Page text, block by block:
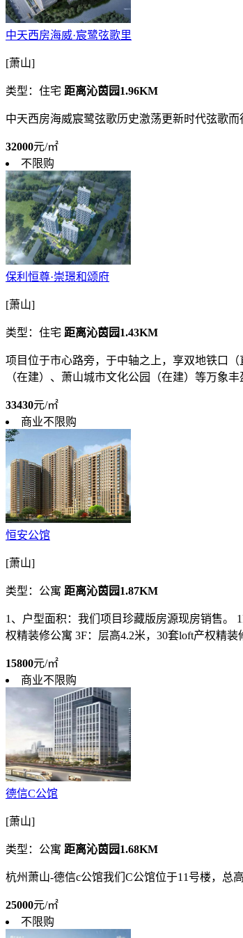
中天西房海威·宸鹭弦歌里
[萧山]
类型：住宅 距离沁茵园1.96KM
中天西房海威宸鹭弦歌历史激荡更新时代弦歌而
32000元/㎡
不限购
保利恒尊·崇璟和颂府
[萧山]
类型：住宅 距离沁茵园1.43KM
项目位于市心路旁，于中轴之上，享双地铁口
（在建）、萧山城市文化公园（在建）等万象
33430元/㎡
商业不限购
恒安公馆
[萧山]
类型：公寓 距离沁茵园1.87KM
1、户型面积：我们项目珍藏版房源现房销售。
权精装修公寓 3F：层高4.2米，30套loft产权精
15800元/㎡
商业不限购
德信C公馆
[萧山]
类型：公寓 距离沁茵园1.68KM
杭州萧山-德信c公馆我们C公馆位于11号楼，总
25000元/㎡
不限购